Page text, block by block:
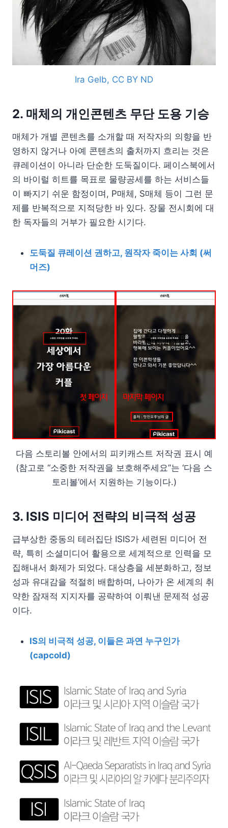
Ira Gelb, CC BY ND
2. 매체의 개인콘텐츠 무단 도용 기승
매체가 개별 콘텐츠를 소개할 때 저작자의 의향을 반
영하지 않거나 아예 콘텐츠의 출처까지 흐리는 것은
큐레이션이 아니라 단순한 도둑질이다. 페이스북에서
의 바이럴 히트를 목표로 물량공세를 하는 서비스들
이 빠지기 쉬운 함정이며, P매체, S매체 등이 그런 문
제를 반복적으로 지적당한 바 있다. 장물 전시회에 대
한 독자들의 거부가 필요한 시기다.
도둑질 큐레이션 권하고, 원작자 죽이는 사회 (써
머즈)
다음 스토리볼 안에서의 피키캐스트 저작권 표시 예
(참고로 “소중한 저작권을 보호해주세요”는 ‘다음 스
토리볼’에서 지원하는 기능이다.)
3. ISIS 미디어 전략의 비극적 성공
급부상한 중동의 테러집단 ISIS가 세련된 미디어 전
략, 특히 소셜미디어 활용으로 세계적으로 인력을 모
집해내서 화제가 되었다. 대상층을 세분화하고, 정보
성과 유대감을 적절히 배합하며, 나아가 온 세계의 취
약한 잠재적 지지자를 공략하여 이뤄낸 문제적 성공
이다.
IS의 비극적 성공, 이들은 과연 누구인가
(capcold)